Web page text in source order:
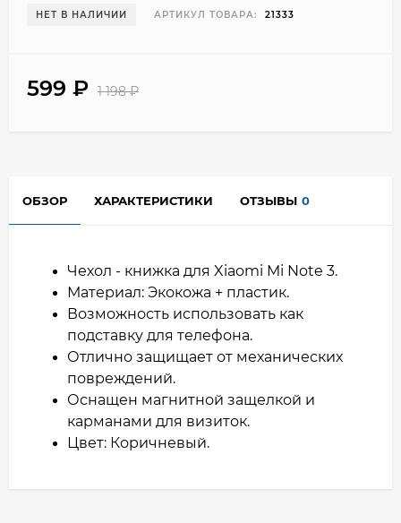
НЕТ В НАЛИЧИИ АРТИКУЛ ТОВАРА: 21333
599 ₽ 1 198₽
ОБЗОР ХАРАКТЕРИСТИКИ ОТЗЫВЫ 0
Чехол - книжка для Xiaomi Mi Note 3.
Материал: Экокожа + пластик.
Возможность использовать как
подставку для телефона.
Отлично защищает от механических
повреждений.
Оснащен магнитной защелкой и
карманами для визиток.
Цвет: Коричневый.